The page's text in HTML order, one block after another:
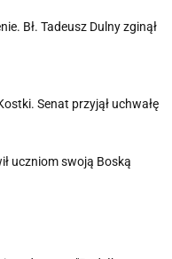
Bł. Tadeusz Dulny zginął
Senat przyjął uchwałę
uczniom swoją Boską